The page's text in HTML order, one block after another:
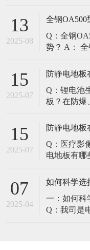
您必须计算
点载荷（
力）。 轻型机房（标准服务器/网络柜）：
单点载荷通
13
2025-08
全钢OA500
Q：全钢
势？ A：
以下核心优
轧钢板拉伸
塑，防锈耐
线：配套活
15
2025-07
Q：锂电池
板？在防爆
环境并存的
境要求 • 防
证） • 静电
15
2025-07
Q：医疗影
电地板有哪
环境特殊性
疗影像环境的特殊需
MRI室需完
07
2025-04
如何科学选
一：如何科
Q：我司是